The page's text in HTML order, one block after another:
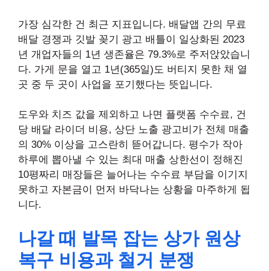
가장 심각한 건 최근 지표입니다. 배달앱 간의 무료
배달 경쟁과 깃발 꽂기 광고 배틀이 일상화된 2023
년 개업자들의 1년 생존율은 79.3%로 주저앉았습니
다. 가게 문을 열고 1년(365일)도 버티지 못한 채 열
곳 중 두 곳이 사업을 포기했다는 뜻입니다.
도우와 치즈 값을 제외하고 나면 플랫폼 수수료, 건
당 배달 라이더 비용, 상단 노출 광고비가 전체 매출
의 30% 이상을 고스란히 뜯어갑니다. 평수가 작아
하루에 뽑아낼 수 있는 최대 매출 상한선이 정해진
10평짜리 매장들은 늘어나는 수수료 부담을 이기지
못하고 자본금이 먼저 바닥나는 상황을 마주하게 됩
니다.
나갈 때 발목 잡는 상가 원상
복구 비용과 철거 분쟁